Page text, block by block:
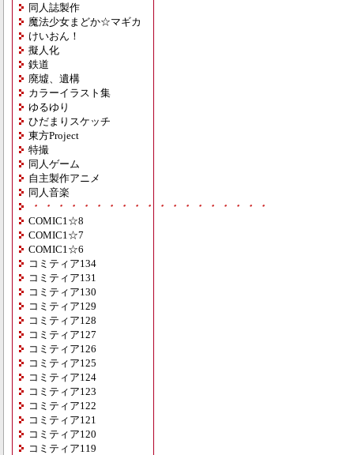
同人誌製作
魔法少女まどか☆マギカ
けいおん！
擬人化
鉄道
廃墟、遺構
カラーイラスト集
ゆるゆり
ひだまりスケッチ
東方Project
特撮
同人ゲーム
自主製作アニメ
同人音楽
・・・・・・・・・・・・・・・・・・・
COMIC1☆8
COMIC1☆7
COMIC1☆6
コミティア134
コミティア131
コミティア130
コミティア129
コミティア128
コミティア127
コミティア126
コミティア125
コミティア124
コミティア123
コミティア122
コミティア121
コミティア120
コミティア119